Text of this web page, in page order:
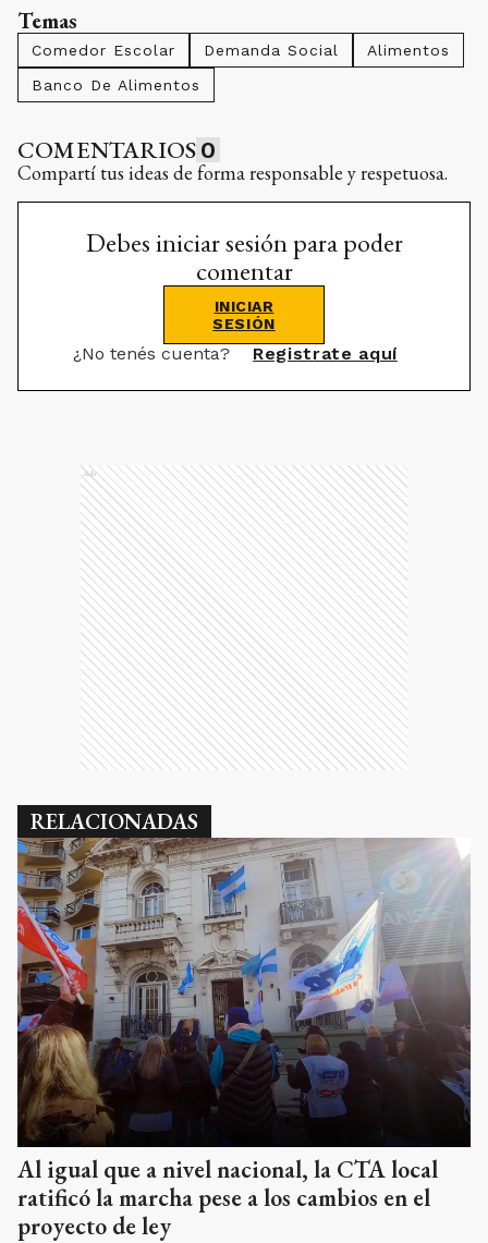
Temas
Comedor Escolar Demanda Social
Alimentos
Banco De Alimentos
COMENTARIOS 0
Compartí tus ideas de forma responsable y respetuosa.
Debes iniciar sesión para poder
comentar
INICIAR
SESIÓN
¿No tenés cuenta? Registrate aquí
Ads
RELACIONADAS
Al igual que a nivel nacional, la CTA local
ratificó la marcha pese a los cambios en el
proyecto de ley